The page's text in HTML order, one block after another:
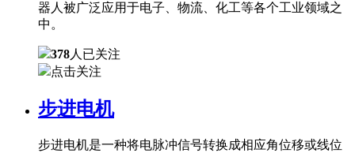
器人被广泛应用于电子、物流、化工等各个工业领域之
中。
378人已关注
点击关注
步进电机
步进电机是一种将电脉冲信号转换成相应角位移或线位